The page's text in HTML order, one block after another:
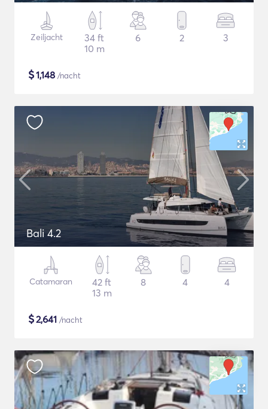
Zeiljacht
34 ft
10 m
6 2 3
$1,148 /nacht
Bali 4.2
Catamaran
42 ft
13 m
8 4 4
$2,641 /nacht